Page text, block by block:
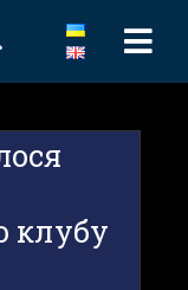
клубу